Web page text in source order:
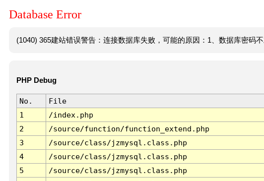
Database Error
(1040) 365建站错误警告：连接数据库失败，可能的原因：1、数据库密码不
PHP Debug
No. File
1
/index.php
2
/source/function/function_extend.php
3
/source/class/jzmysql.class.php
4
/source/class/jzmysql.class.php
5
/source/class/jzmysql.class.php